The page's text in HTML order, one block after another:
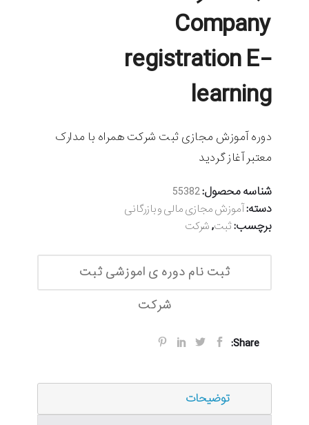
Company
registration E-
learning
دوره آموزش مجازی ثبت شرکت همراه با مدارک
معتبر آغاز گردید
شناسه محصول:55382
دسته:آموزش مجازی مالی و بازرگانی
برچسب:ثبت,شرکت
ثبت نام دوره ی اموزشی ثبت
شرکت
Share:
توضیحات